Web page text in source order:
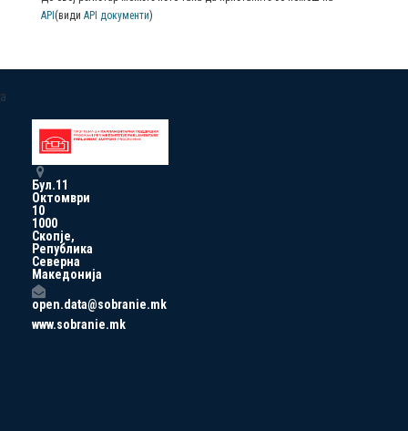
API (види API документи)
a
Бул.11
Октомври
10
1000
Скопје,
Република
Северна
Македонија
open.data@sobranie.mk
www.sobranie.mk